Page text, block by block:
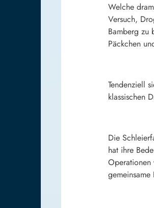
Welche
Versuch,
Bamberg zu
Päckchen
Tendenziell
klassischen
Die
hat ihre
Operationen
gemeinsame